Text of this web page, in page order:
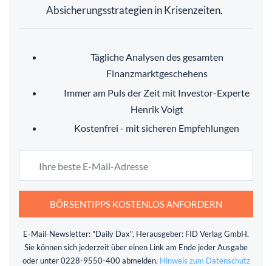
Absicherungsstrategien in Krisenzeiten.
Tägliche Analysen des gesamten
Finanzmarktgeschehens
Immer am Puls der Zeit mit Investor-Experte
Henrik Voigt
Kostenfrei - mit sicheren Empfehlungen
BÖRSENTIPPS KOSTENLOS ANFORDERN
E-Mail-Newsletter: "Daily Dax", Herausgeber: FID Verlag GmbH.
Sie können sich jederzeit über einen Link am Ende jeder Ausgabe
oder unter 0228-9550-400 abmelden. Hinweis zum Datenschutz